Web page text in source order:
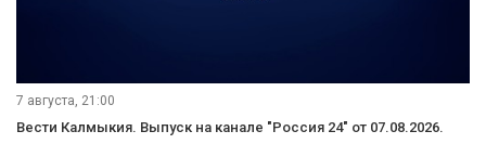
7 августа, 21:00
Вести Калмыкия. Выпуск на канале "Россия 24" от 07.08.2026.